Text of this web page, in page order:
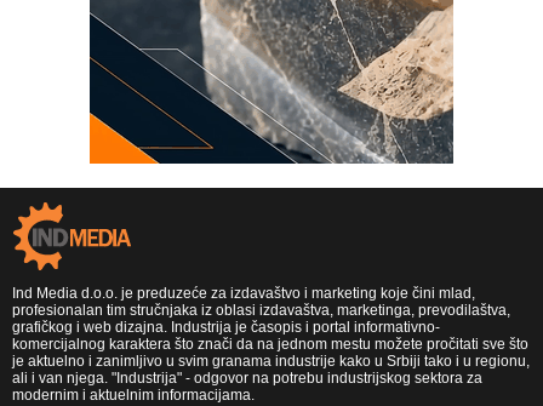
Ind Media d.o.o. je preduzeće za izdavaštvo i marketing koje čini mlad,
profesionalan tim stručnjaka iz oblasi izdavaštva, marketinga, prevodilaštva,
grafičkog i web dizajna. Industrija je časopis i portal informativno-
komercijalnog karaktera što znači da na jednom mestu možete pročitati sve što
je aktuelno i zanimljivo u svim granama industrije kako u Srbiji tako i u regionu,
ali i van njega. "Industrija" - odgovor na potrebu industrijskog sektora za
modernim i aktuelnim informacijama.